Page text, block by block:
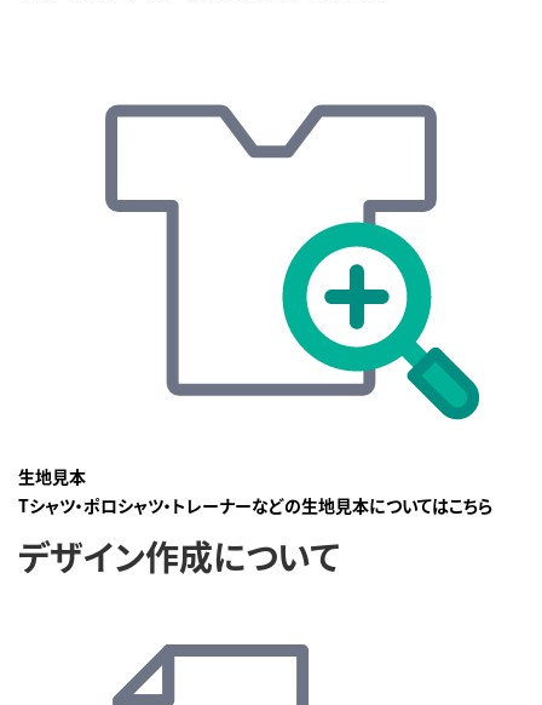
生地見本
Tシャツ・ポロシャツ・トレーナーなどの生地見本についてはこちら
デザイン作成について